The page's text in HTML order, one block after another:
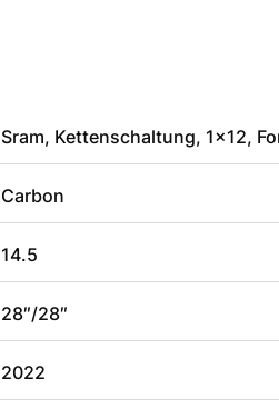
Sram, Kettenschaltung, 1x12,
Carbon
14.5
28″/28″
2022